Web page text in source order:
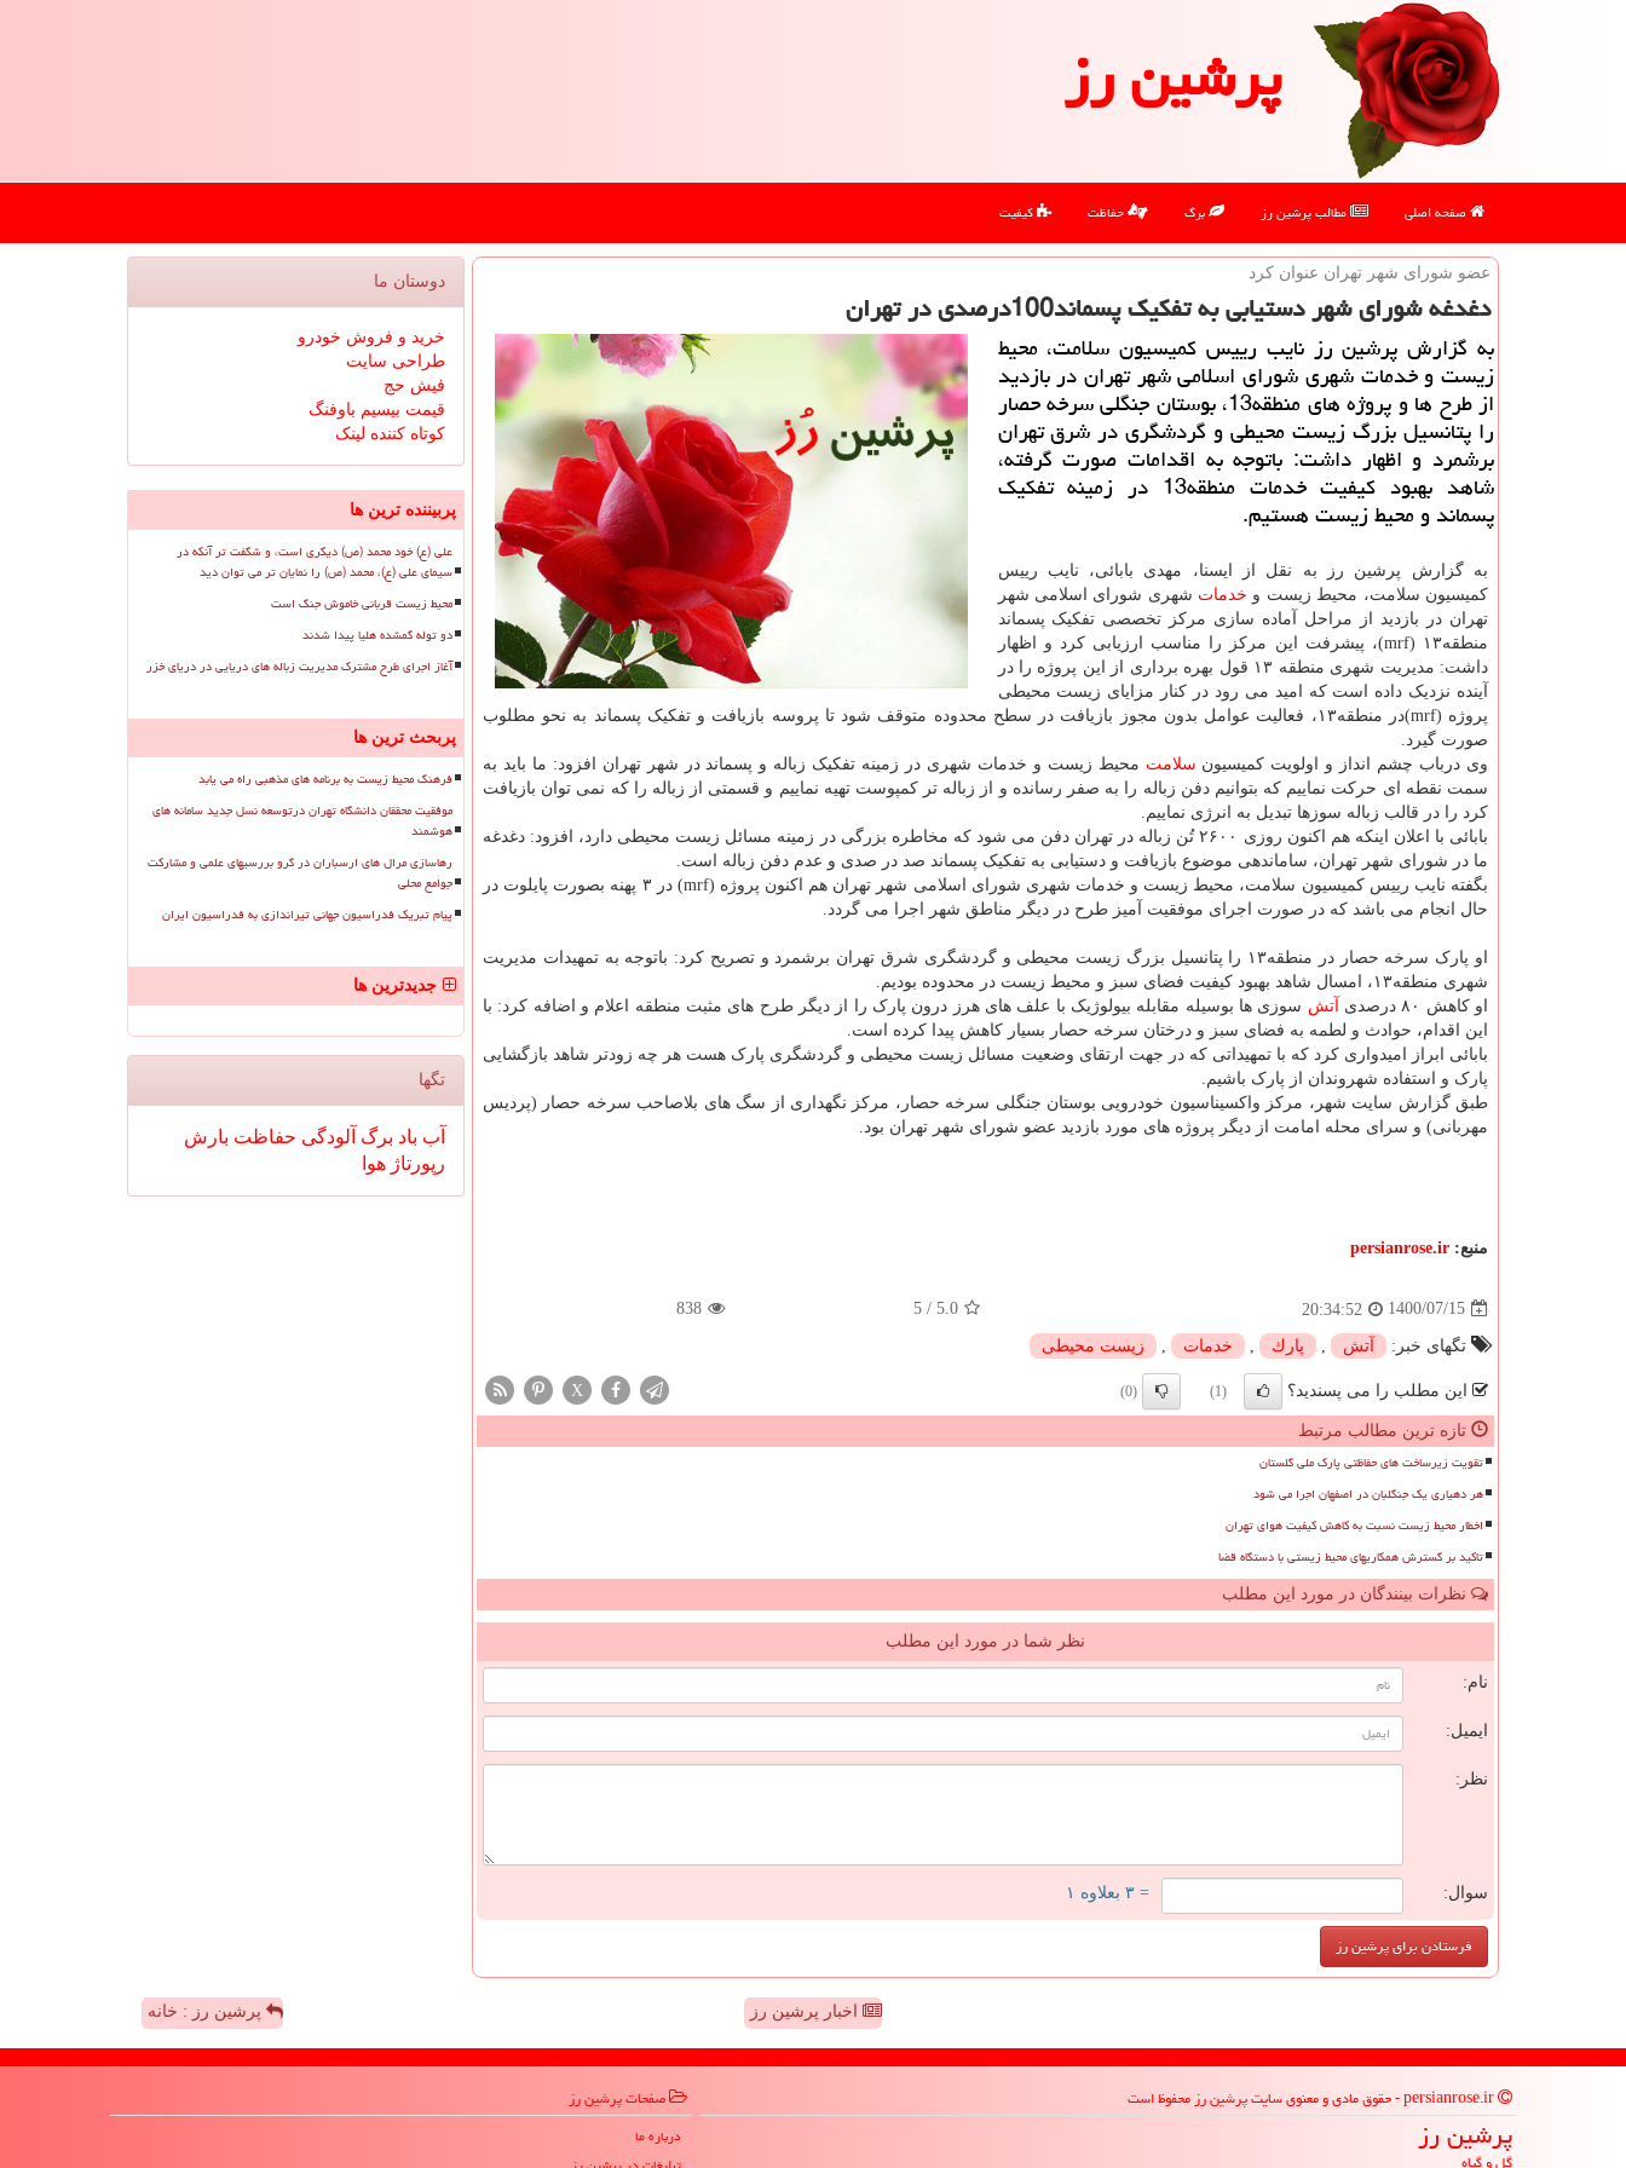
پرشین رز
صفحه اصلی مطالب پرشین رز برگ حفاظت کیفیت
عضو شورای شهر تهران عنوان كرد
دغدغه شورای شهر دستیابی به تفکیک پسماند100درصدی در تهران
به گزارش پرشین رز نایب رییس کمیسیون سلامت، محیط
زیست و خدمات شهری شورای اسلامی شهر تهران در بازدید
از طرح ها و پروژه های منطقه13، بوستان جنگلی سرخه حصار
را پتانسیل بزرگ زیست محیطی و گردشگری در شرق تهران
برشمرد و اظهار داشت: باتوجه به اقدامات صورت گرفته،
شاهد بهبود کیفیت خدمات منطقه13 در زمینه تفکیک
پسماند و محیط زیست هستیم.
به گزارش پرشین رز به نقل از ایسنا، مهدی بابائی، نایب رییس
کمیسیون سلامت، محیط زیست و خدمات شهری شورای اسلامی شهر
تهران در بازدید از مراحل آماده سازی مرکز تخصصی تفکیک پسماند
منطقه۱۳ (mrf)، پیشرفت این مرکز را مناسب ارزیابی کرد و اظهار
داشت: مدیریت شهری منطقه ۱۳ قول بهره برداری از این پروژه را در
آینده نزدیک داده است که امید می رود در کنار مزایای زیست محیطی
پروژه (mrf)در منطقه۱۳، فعالیت عوامل بدون مجوز بازیافت در سطح محدوده متوقف شود تا پروسه بازیافت و تفکیک پسماند به نحو مطلوب
صورت گیرد.
وی درباب چشم انداز و اولویت کمیسیون سلامت محیط زیست و خدمات شهری در زمینه تفکیک زباله و پسماند در شهر تهران افزود: ما باید به
سمت نقطه ای حرکت نماییم که بتوانیم دفن زباله را به صفر رسانده و از زباله تر کمپوست تهیه نماییم و قسمتی از زباله را که نمی توان بازیافت
کرد را در قالب زباله سوزها تبدیل به انرژی نماییم.
بابائی با اعلان اینکه هم اکنون روزی ۲۶۰۰ تُن زباله در تهران دفن می شود که مخاطره بزرگی در زمینه مسائل زیست محیطی دارد، افزود: دغدغه
ما در شورای شهر تهران، ساماندهی موضوع بازیافت و دستیابی به تفکیک پسماند صد در صدی و عدم دفن زباله است.
بگفته نایب رییس کمیسیون سلامت، محیط زیست و خدمات شهری شورای اسلامی شهر تهران هم اکنون پروژه (mrf) در ۳ پهنه بصورت پایلوت در
حال انجام می باشد که در صورت اجرای موفقیت آمیز طرح در دیگر مناطق شهر اجرا می گردد.
او پارک سرخه حصار در منطقه۱۳ را پتانسیل بزرگ زیست محیطی و گردشگری شرق تهران برشمرد و تصریح کرد: باتوجه به تمهیدات مدیریت
شهری منطقه۱۳، امسال شاهد بهبود کیفیت فضای سبز و محیط زیست در محدوده بودیم.
او کاهش ۸۰ درصدی
آتش سوزی ها بوسیله مقابله بیولوژیک با علف های هرز درون پارک را از دیگر طرح های مثبت منطقه اعلام و اضافه کرد: با
این اقدام، حوادث و لطمه به فضای سبز و درختان سرخه حصار بسیار کاهش پیدا کرده است.
بابائی ابراز امیدواری کرد که با تمهیداتی که در جهت ارتقای وضعیت مسائل زیست محیطی و گردشگری پارک هست هر چه زودتر شاهد بازگشایی
پارک و استفاده شهروندان از پارک باشیم.
طبق گزارش سایت شهر، مرکز واکسیناسیون خودرویی بوستان جنگلی سرخه حصار، مرکز نگهداری از سگ های بلاصاحب سرخه حصار (پردیس
مهربانی) و سرای محله امامت از دیگر پروژه های مورد بازدید عضو شورای شهر تهران بود.
منبع: persianrose.ir
1400/07/15
20:34:52
5.0
/
5
838
تگهای خبر: آتش پارك خدمات زیست محیطی
این مطلب را می پسندید؟ (1)
(0)
X
تازه ترین مطالب مرتبط
تقویت زیرساخت های حفاظتی پارک ملی گلستان
هر دهیاری یک جنگلبان در اصفهان اجرا می شود
اخطار محیط زیست نسبت به کاهش کیفیت هوای تهران
تاکید بر گسترش همکاریهای محیط زیستی با دستگاه قضا
نظرات بینندگان در مورد این مطلب
نظر شما در مورد این مطلب
نام:
ایمیل:
نظر:
سوال: = ۳ بعلاوه ۱
دوستان ما
خرید و فروش خودرو
طراحی سایت
فیش حج
قیمت بیسیم باوفنگ
کوتاه کننده لینک
پربیننده ترین ها
علی (ع) خود محمد (ص) دیگری است، و شگفت تر آنکه در
سیمای علی (ع)، محمد (ص) را نمایان تر می توان دید
محیط زیست قربانی خاموش جنگ است
دو توله گمشده هلیا پیدا شدند
آغاز اجرای طرح مشترک مدیریت زباله های دریایی در دریای خزر
پربحث ترین ها
فرهنگ محیط زیست به برنامه های مذهبی راه می یابد
موفقیت محققان دانشگاه تهران درتوسعه نسل جدید سامانه های
هوشمند
رهاسازی مرال های ارسباران در گرو بررسیهای علمی و مشارکت
جوامع محلی
پیام تبریک فدراسیون جهانی تیراندازی به فدراسیون ایران
جدیدترین ها
تگها
آب باد برگ آلودگی حفاظت بارش
رپورتاژ هوا
اخبار پرشین رز پرشین رز : خانه
پرشین رز
گل و گیاه
صفحات پرشین رز
درباره ما